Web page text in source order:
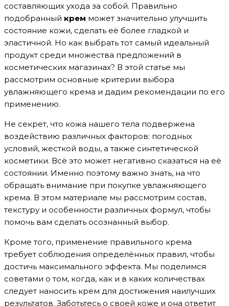
составляющих ухода за собой. Правильно
подобранный крем может значительно улучшить
состояние кожи, сделать её более гладкой и
эластичной. Но как выбрать тот самый идеальный
продукт среди множества предложений в
косметических магазинах? В этой статье мы
рассмотрим основные критерии выбора
увлажняющего крема и дадим рекомендации по его
применению.
Не секрет, что кожа нашего тела подвержена
воздействию различных факторов: погодных
условий, жесткой воды, а также синтетической
косметики. Всё это может негативно сказаться на её
состоянии. Именно поэтому важно знать, на что
обращать внимание при покупке увлажняющего
крема. В этом материале мы рассмотрим состав,
текстуру и особенности различных формул, чтобы
помочь вам сделать осознанный выбор.
Кроме того, применение правильного крема
требует соблюдения определённых правил, чтобы
достичь максимального эффекта. Мы поделимся
советами о том, когда, как и в каких количествах
следует наносить крем для достижения наилучших
результатов. Заботьтесь о своей коже и она ответит